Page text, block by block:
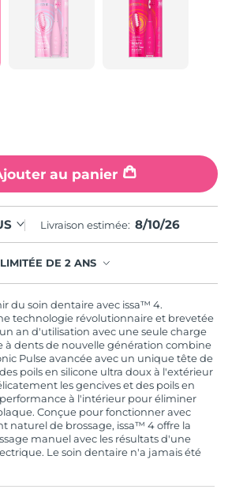
au panier
Livraison estimée: 8/10/26
DE 2 ANS
signifie que si vous rencontrez des
votre appareil pendant les 2 ans
FOREO vous remplace ce
du soin dentaire avec issa™ 4.
technologie révolutionnaire et brevetée
an d'utilisation avec une seule charge
à dents de nouvelle génération combine
Pulse avancée avec un unique tête de
poils en silicone ultra doux à l'extérieur
les gencives et des poils en
à l'intérieur pour éliminer
Conçue pour fonctionner avec
naturel de brossage, issa™ 4 offre la
manuel avec les résultats d'une
Le soin dentaire n'a jamais été